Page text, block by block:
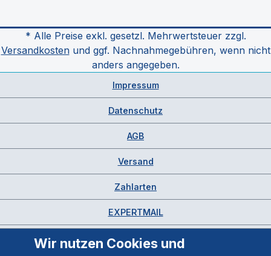
* Alle Preise exkl. gesetzl. Mehrwertsteuer zzgl.
Versandkostenund ggf. Nachnahmegebühren, wenn nicht
anders angegeben.
Impressum
Datenschutz
AGB
Versand
Zahlarten
EXPERTMAIL
Wir nutzen Cookies und